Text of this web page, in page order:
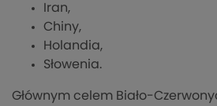
Iran,
Chiny,
Holandia,
Słowenia.
Głównym celem Biało-